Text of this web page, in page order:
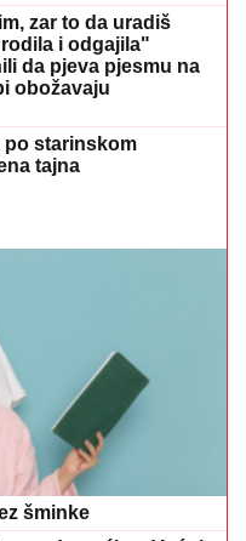
zar to da uradiš
i odgajila"
da pjeva pjesmu na
obožavaju
po starinskom
tajna
šminke